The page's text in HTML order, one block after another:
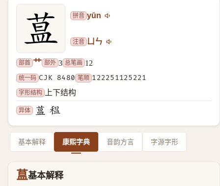
拼音 yūn
注音 ㄩㄣ
部首 艹 部外 3 总笔画 12
统一码 CJK 8480 笔顺 122251125221
字形结构
上下结构
异体
基本解释 康熙字典 音韵方言 字源字形
蒀基本解释